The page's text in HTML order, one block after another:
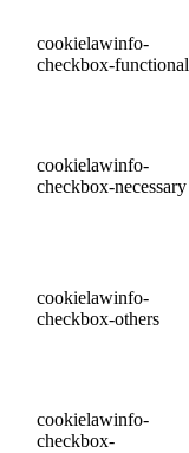
cookielawinfo-
checkbox-functional
cookielawinfo-
checkbox-necessary
cookielawinfo-
checkbox-others
cookielawinfo-
checkbox-